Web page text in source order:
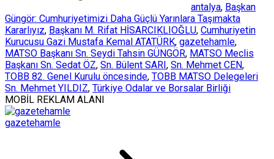
antalya, Başkan
Güngör: Cumhuriyetimizi Daha Güçlü Yarınlara Taşımakta
Kararlıyız, Başkanı M. Rifat HİSARCIKLIOĞLU, Cumhuriyetin
Kurucusu Gazi Mustafa Kemal ATATÜRK, gazetehamle,
MATSO Başkanı Sn. Seydi Tahsin GÜNGÖR, MATSO Meclis
Başkanı Sn. Sedat ÖZ, Sn. Bülent SARI, Sn. Mehmet CEN,
TOBB 82. Genel Kurulu öncesinde, TOBB MATSO Delegeleri
Sn. Mehmet YILDIZ, Türkiye Odalar ve Borsalar Birliği
MOBİL REKLAM ALANI
gazetehamle